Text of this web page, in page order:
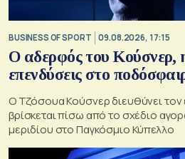
BUSINESS OF SPORT 09.08.2026, 17:15
Ο αδερφός του Κούσνερ,
επενδύσεις στο
Ο Τζόσουα Κούσνερ διευθύνει τον
βρίσκεται πίσω από το σχέδιο
μεριδίου στο Παγκόσμιο Κύπελλο